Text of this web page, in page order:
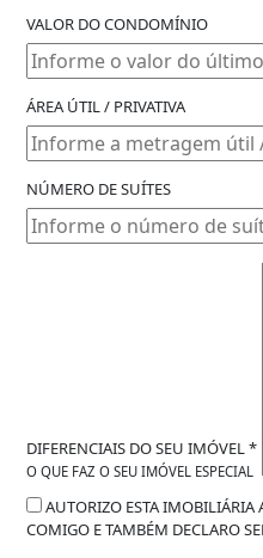
VALOR DO CONDOMÍNIO
ÁREA ÚTIL / PRIVATIVA
NÚMERO DE SUÍTES
DIFERENCIAIS DO SEU IMÓVEL *
O QUE FAZ O SEU IMÓVEL ESPECIAL
AUTORIZO ESTA IMOBILIÁRIA
COMIGO E TAMBÉM DECLARO